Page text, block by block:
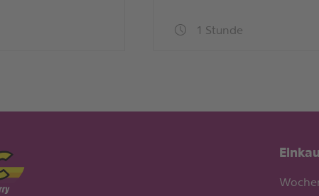
1 Stunde